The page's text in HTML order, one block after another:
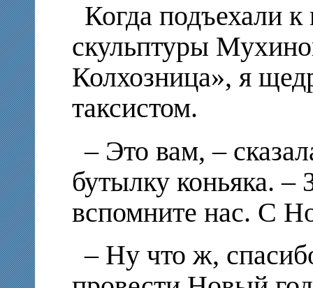
Когда подъехали к
скульптуры
Колхозница», я
таксистом.
– Это вам, –
бутылку коньяка. –
вспомните нас. С
– Ну что ж,